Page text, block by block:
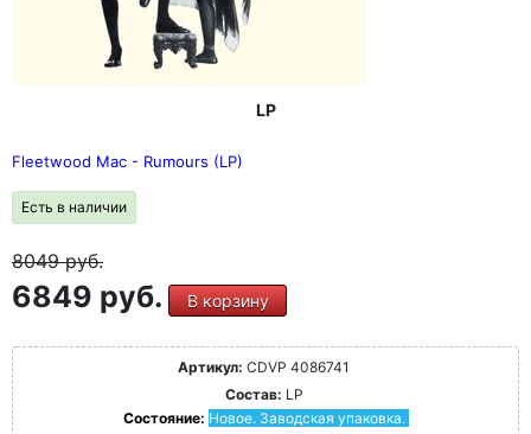
LP
Fleetwood Mac - Rumours (LP)
Есть в наличии
8049руб.
6849 руб. В корзину
Артикул: CDVP 4086741
Состав: LP
Состояние: Новое. Заводская упаковка.